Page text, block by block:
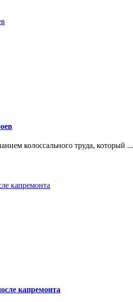
колоссального труда, который ...
капремонта